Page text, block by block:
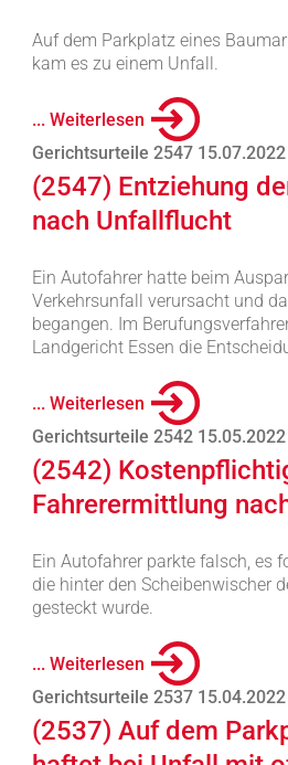
Auf dem Parkplatz eines
kam es zu einem Unfall.
... Weiterlesen
Gerichtsurteile 2547 15.07.2022
(2547) Entziehung
nach Unfallflucht
Ein Autofahrer hatte beim
Verkehrsunfall verursacht und
begangen. Im
Landgericht Essen die
... Weiterlesen
Gerichtsurteile 2542 15.05.2022
(2542)
Fahrerermittlung
Ein Autofahrer parkte falsch, es
die hinter den Scheibenwischer
gesteckt wurde.
... Weiterlesen
Gerichtsurteile 2537 15.04.2022
(2537) Auf dem